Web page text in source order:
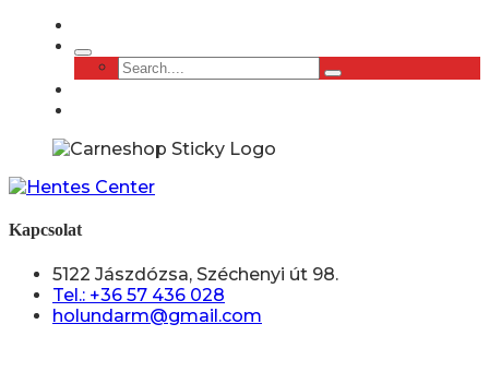
Kapcsolat
5122 Jászdózsa, Széchenyi út 98.
Tel.: +36 57 436 028
holundarm@gmail.com